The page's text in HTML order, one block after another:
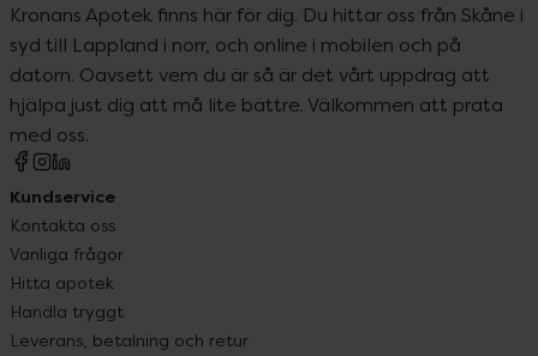
Kronans Apotek finns här för dig. Du hittar oss från Skåne i
syd till Lappland i norr, och online i mobilen och på
datorn. Oavsett vem du är så är det vårt uppdrag att
hjälpa just dig att må lite bättre. Välkommen att prata
med oss.
Kundservice
Kontakta oss
Vanliga frågor
Hitta apotek
Handla tryggt
Leverans, betalning och retur